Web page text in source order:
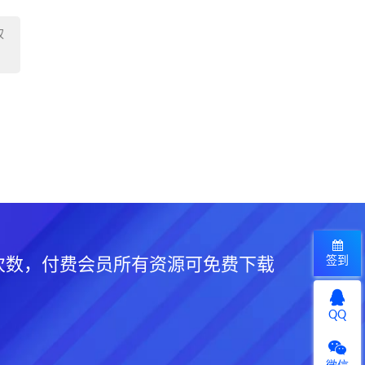
，付费会员所有资源可免费下载 签到
QQ